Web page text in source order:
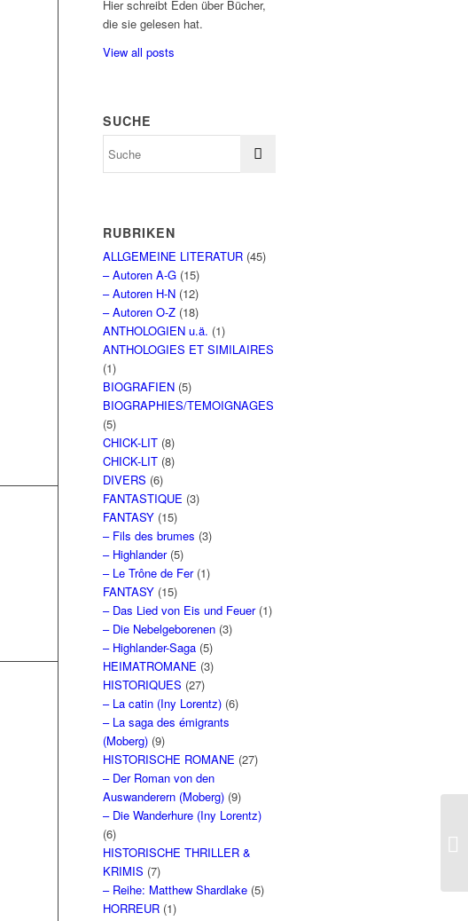
Hier schreibt Eden über Bücher,
die sie gelesen hat.
View all posts
SUCHE
RUBRIKEN
ALLGEMEINE LITERATUR (45)
– Autoren A-G (15)
– Autoren H-N (12)
– Autoren O-Z (18)
ANTHOLOGIEN u.ä. (1)
ANTHOLOGIES ET SIMILAIRES
(1)
BIOGRAFIEN (5)
BIOGRAPHIES/TEMOIGNAGES
(5)
CHICK-LIT (8)
CHICK-LIT (8)
DIVERS (6)
FANTASTIQUE (3)
FANTASY (15)
– Fils des brumes (3)
– Highlander(5)
– Le Trône de Fer(1)
FANTASY (15)
– Das Lied von Eis und Feuer(1)
– Die Nebelgeborenen (3)
– Highlander-Saga (5)
HEIMATROMANE (3)
HISTORIQUES (27)
– La catin (Iny Lorentz) (6)
– La saga des émigrants
(Moberg) (9)
HISTORISCHE ROMANE (27)
– Der Roman von den
Auswanderern (Moberg) (9)
– Die Wanderhure (Iny Lorentz)
(6)
HISTORISCHE THRILLER &
KRIMIS (7)
– Reihe: Matthew Shardlake (5)
HORREUR (1)